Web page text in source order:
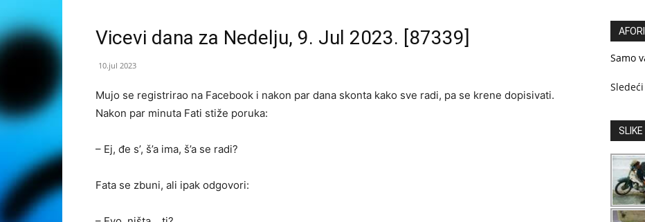
Vicevi dana za Nedelju, 9. Jul 2023. [87339]
10.jul 2023
Mujo se registrirao na Facebook i nakon par dana skonta kako sve radi, pa se krene dopisivati.
Nakon par minuta Fati stiže poruka:
– Ej, đe s’, š’a ima, š’a se radi?
Fata se zbuni, ali ipak odgovori:
Samo
SLIKE